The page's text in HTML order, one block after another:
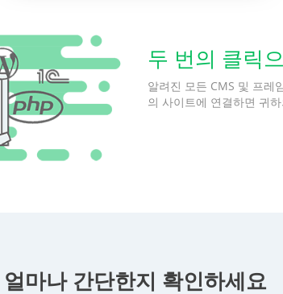
두 번의 클릭
알려진 모든 CMS 및 프레
의 사이트에 연결하면 귀
얼마나 간단한지 확인하세요